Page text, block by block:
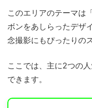
このエリアのテーマは
ボンをあしらったデザ
念撮影にもぴったりの
ここでは、主に2つの
できます。